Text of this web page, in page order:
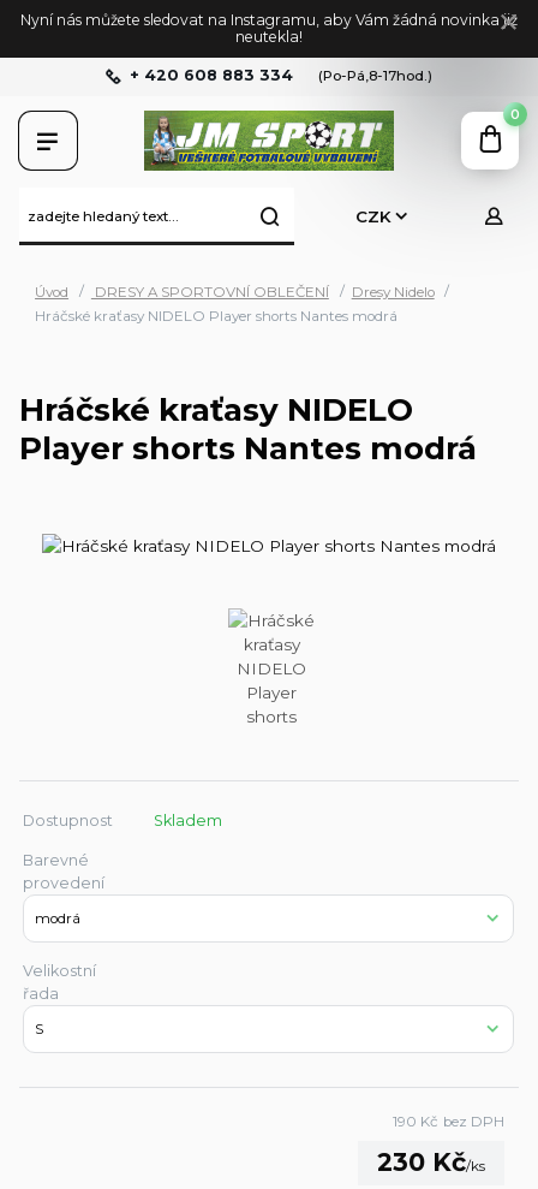
Nyní nás můžete sledovat na Instagramu, aby Vám žádná novinka již
neutekla!
CZK
+ 420 608 883 334 (Po-Pá,8-17hod.)
0
Úvod DRESY A SPORTOVNÍ OBLEČENÍ
Dresy Nidelo
Hráčské kraťasy NIDELO Player shorts Nantes modrá
Hráčské kraťasy NIDELO
Player shorts Nantes modrá
Dostupnost Skladem
Barevné
provedení
Velikostní
řada
230 Kč/ks
190 Kč bez DPH